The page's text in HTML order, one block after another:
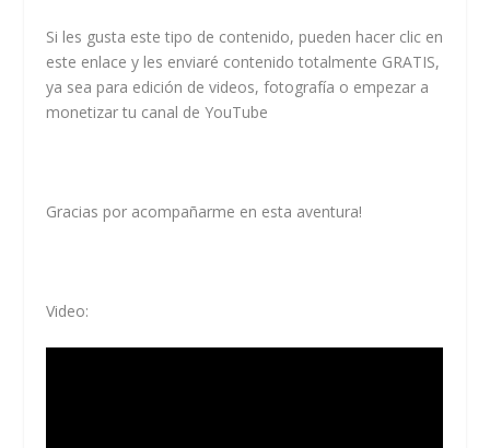
Si les gusta este tipo de contenido, pueden hacer clic en
este enlace y les enviaré contenido totalmente GRATIS,
ya sea para edición de videos, fotografía o empezar a
monetizar tu canal de YouTube
Gracias por acompañarme en esta aventura!
Video: